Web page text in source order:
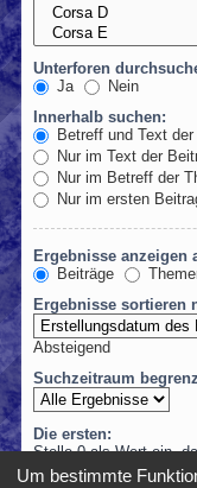
Unterforen
Ja
Nein
Innerhalb suchen:
Betreff und Text
Nur im Text der
Nur im Betreff der
Nur im ersten
Ergebnisse anzeigen
Beiträge
Ergebnisse sortieren
Absteigend
Suchzeitraum
Die ersten:
Stelle 0 als Wert ein,
Zeichen der
Um bestimmte